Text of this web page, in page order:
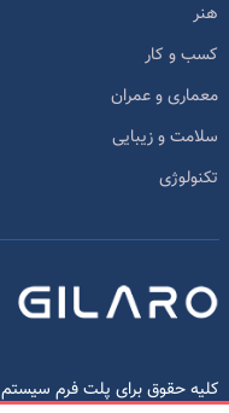
هنر
کسب و کار
معماری و عمران
سلامت و زیبایی
تکنولوژی
کلیه حقوق برای پلت فرم سیستم